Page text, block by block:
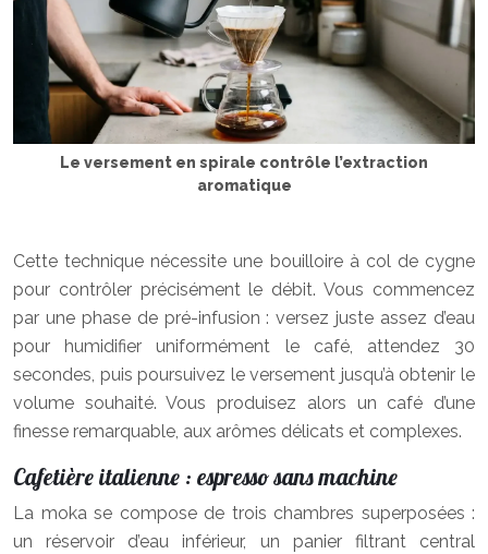
Le versement en spirale contrôle l’extraction
aromatique
Cette technique nécessite une bouilloire à col de cygne
pour contrôler précisément le débit. Vous commencez
par une phase de pré-infusion : versez juste assez d’eau
pour humidifier uniformément le café, attendez 30
secondes, puis poursuivez le versement jusqu’à obtenir le
volume souhaité. Vous produisez alors un café d’une
finesse remarquable, aux arômes délicats et complexes.
Cafetière italienne : espresso sans machine
La moka se compose de trois chambres superposées :
un réservoir d’eau inférieur, un panier filtrant central